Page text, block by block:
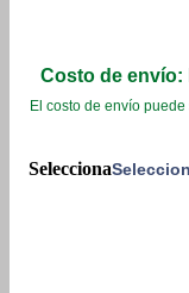
Costo de envío:
El costo de envío